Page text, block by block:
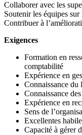
Collaborer avec les
Soutenir les équipes sur
Contribuer à
Exigences
Formation en
comptabilité
Expérience en
Connaissance
Connaissance
Expérience en
Sens de
Excellentes
Capacité à gérer